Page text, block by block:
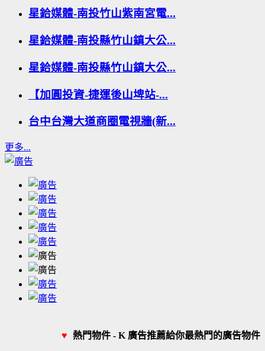
星鉿媒體-南投竹山紫南宮電...
星鉿媒體-南投縣竹山鎮大公...
星鉿媒體-南投縣竹山鎮大公...
【加圓投資-捷運後山埤站-...
台中台灣大道商圈電視牆(新...
更多...
♥ 熱門物件 - K 廣告推薦給你最熱門的廣告物件